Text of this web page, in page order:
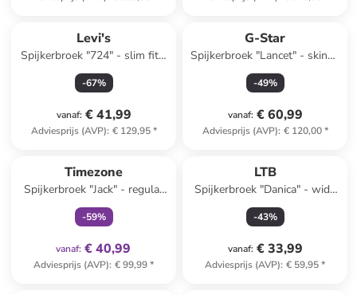
Levi's
Spijkerbroek "724" - slim fit -
blauw
-67%
vanaf: € 41,99
Adviesprijs (AVP): € 129,95*
G-Star
Spijkerbroek "Lancet" - skinny
fit - donkerblauw
-49%
vanaf: € 60,99
Adviesprijs (AVP): € 120,00*
Timezone
Spijkerbroek "Jack" - regular
fit - donkerblauw
-59%
vanaf: € 40,99
Adviesprijs (AVP): € 99,99*
LTB
Spijkerbroek "Danica" - wide
leg - grijs
-43%
vanaf: € 33,99
Adviesprijs (AVP): € 59,95*